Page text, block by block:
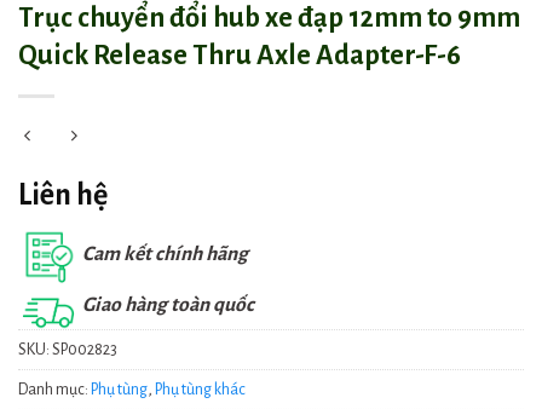
Trục chuyển đổi hub xe đạp 12mm to 9mm
Quick Release Thru Axle Adapter-F-6
Liên hệ
Cam kết chính hãng
Giao hàng toàn quốc
SKU: SP002823
Danh mục: Phụ tùng, Phụ tùng khác